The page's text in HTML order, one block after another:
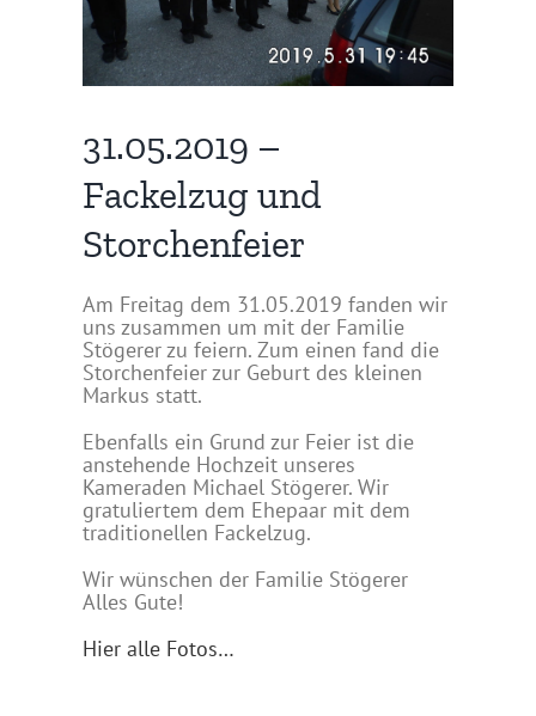
31.05.2019 –
Fackelzug und
Storchenfeier
Am Freitag dem 31.05.2019 fanden wir
uns zusammen um mit der Familie
Stögerer zu feiern. Zum einen fand die
Storchenfeier zur Geburt des kleinen
Markus statt.
Ebenfalls ein Grund zur Feier ist die
anstehende Hochzeit unseres
Kameraden Michael Stögerer. Wir
gratuliertem dem Ehepaar mit dem
traditionellen Fackelzug.
Wir wünschen der Familie Stögerer
Alles Gute!
Hier alle Fotos…